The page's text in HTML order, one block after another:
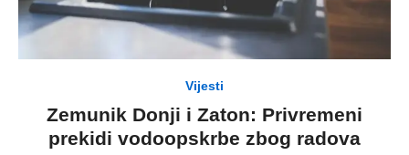
Vijesti
Zemunik Donji i Zaton: Privremeni
prekidi vodoopskrbe zbog radova